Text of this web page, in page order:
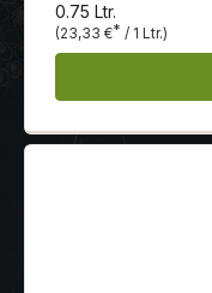
angenehmen Wärme
0.75 Ltr.
(23,33 €* / 1 Ltr.)